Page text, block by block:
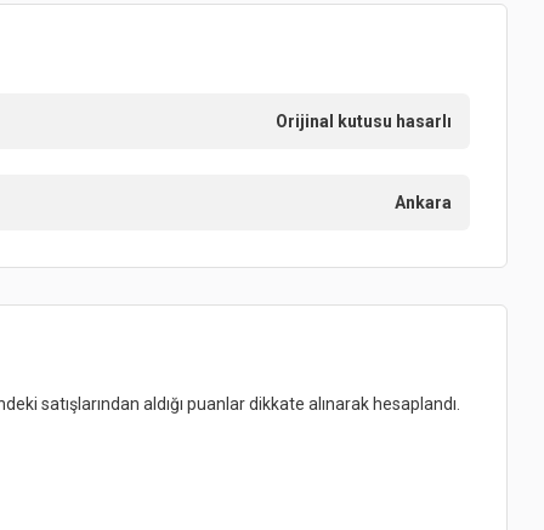
Orijinal kutusu hasarlı
Ankara
satışlarından aldığı puanlar dikkate alınarak hesaplandı.